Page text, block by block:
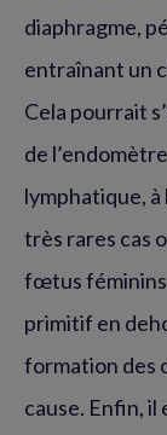
diaphragme,
entraînant un
Cela pourrait
de
lymphatique,
très rares cas
fœtus
primitif en
formation des
cause. Enfin, il